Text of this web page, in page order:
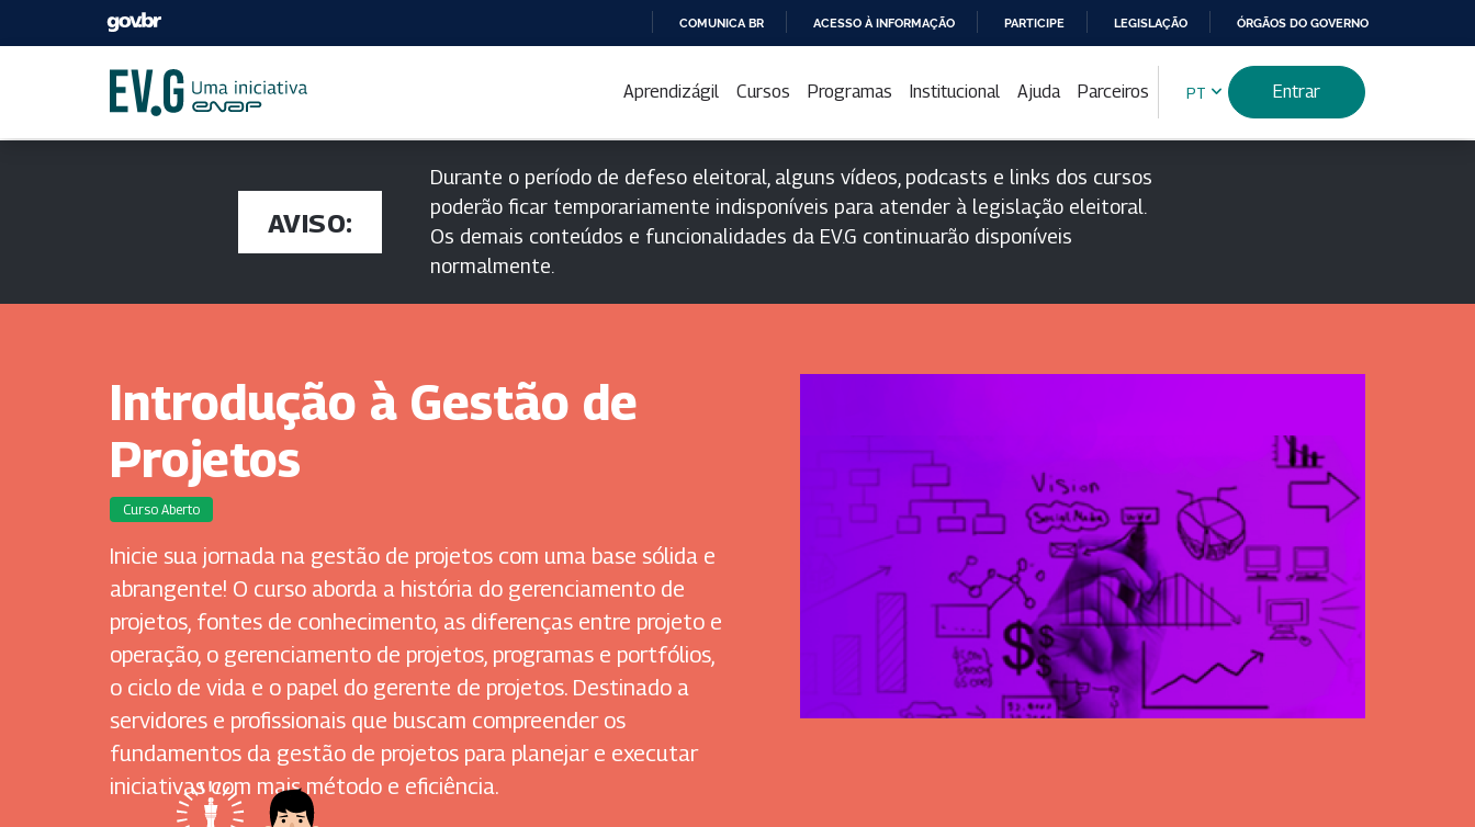
PARA
CONTEÚDO
COMUNICA BR ACESSO À INFORMAÇÃO PARTICIPE LEGISLAÇÃO ÓRGÃOS DO GOVERNO
Aprendizágil Cursos Programas Institucional Ajuda Parceiros PT Entrar
AVISO:
Durante o período de defeso eleitoral, alguns vídeos, podcasts e links dos cursos
poderão ficar temporariamente indisponíveis para atender à legislação eleitoral.
Os demais conteúdos e funcionalidades da EV.G continuarão disponíveis
normalmente.
Introdução à Gestão de
Projetos
Curso Aberto
Inicie sua jornada na gestão de projetos com uma base sólida e
abrangente! O curso aborda a história do gerenciamento de
projetos, fontes de conhecimento, as diferenças entre projeto e
operação, o gerenciamento de projetos, programas e portfólios,
o ciclo de vida e o papel do gerente de projetos. Destinado a
servidores e profissionais que buscam compreender os
fundamentos da gestão de projetos para planejar e executar
iniciativas com mais método e eficiência.